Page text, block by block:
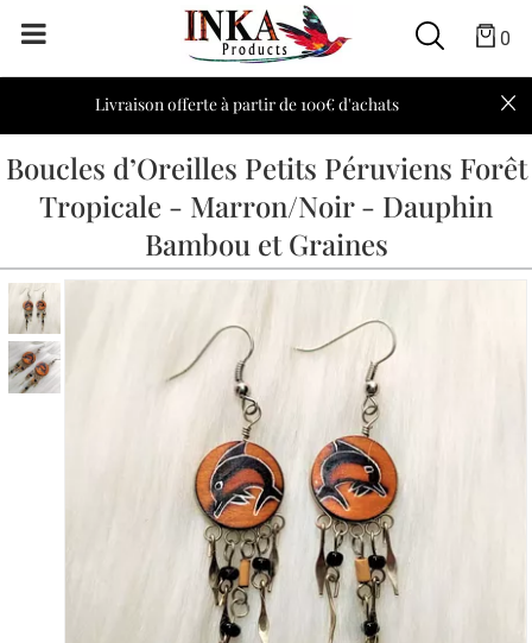
0
Livraison offerte à partir de 100€ d'achats
Boucles d’Oreilles Petits Péruviens Forêt
Tropicale - Marron/Noir - Dauphin
Bambou et Graines